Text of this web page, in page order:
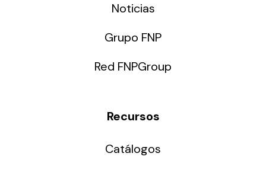
Noticias
Grupo FNP
Red FNPGroup
Recursos
Catálogos